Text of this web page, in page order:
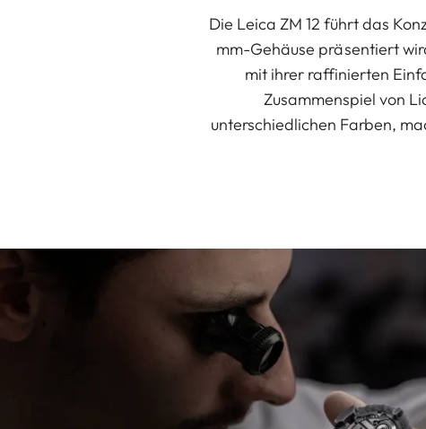
Die Leica ZM 12 führt das
mm-Gehäuse präsentiert
mit ihrer raffinierten
Zusammenspiel von
unterschiedlichen Farben,